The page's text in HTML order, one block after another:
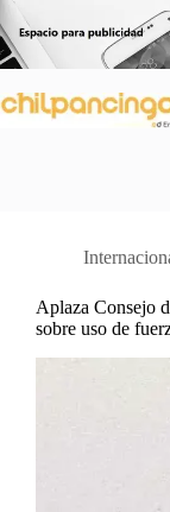
Saltar
al
contenido
Aplaza Consejo
sobre uso de